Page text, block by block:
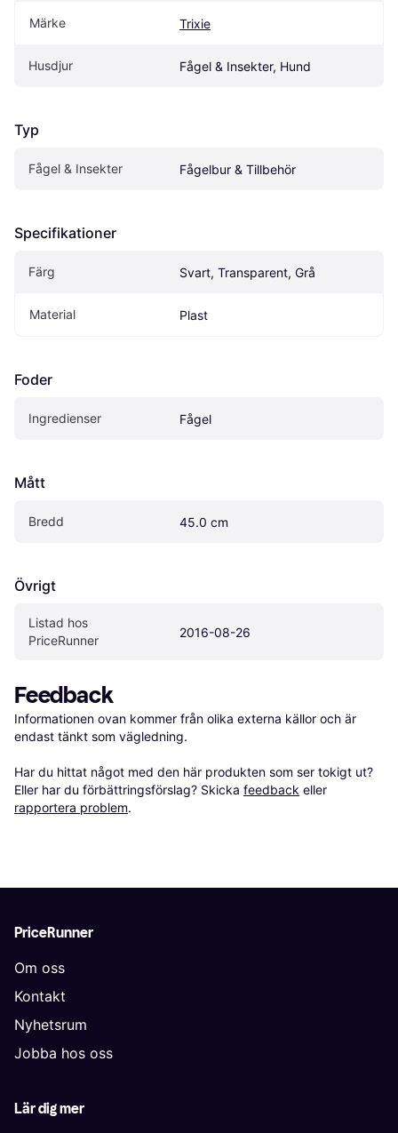
Märke Trixie
Husdjur Fågel & Insekter, Hund
Typ
Fågel & Insekter Fågelbur & Tillbehör
Specifikationer
Färg Svart, Transparent, Grå
Material Plast
Foder
Ingredienser Fågel
Mått
Bredd 45.0 cm
Övrigt
Listad hos
PriceRunner
2016-08-26
Feedback
Informationen ovan kommer från olika externa källor och är
endast tänkt som vägledning.
Har du hittat något med den här produkten som ser tokigt ut?
Eller har du förbättringsförslag? Skicka feedback eller
rapportera problem.
PriceRunner
Om oss
Kontakt
Nyhetsrum
Jobba hos oss
Lär dig mer